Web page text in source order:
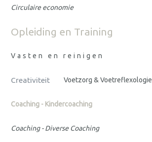
Circulaire economie
Opleiding en Training
Vasten en reinigen
Creativiteit Voetzorg & Voetreflexologie
Coaching - Kindercoaching
Coaching - Diverse Coaching